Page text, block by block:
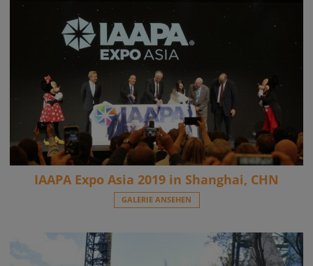
IAAPA Expo Asia 2019 in Shanghai, CHN
GALERIE ANSEHEN